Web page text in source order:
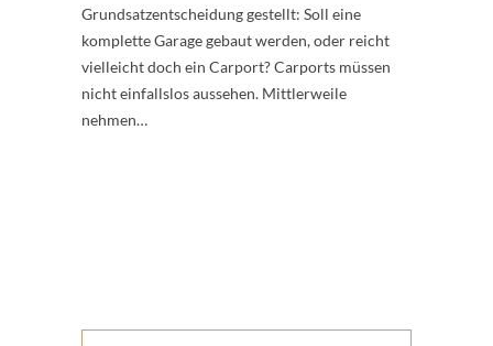
Grundsatzentscheidung gestellt: Soll eine
komplette Garage gebaut werden, oder reicht
vielleicht doch ein Carport? Carports müssen
nicht einfallslos aussehen. Mittlerweile
nehmen…